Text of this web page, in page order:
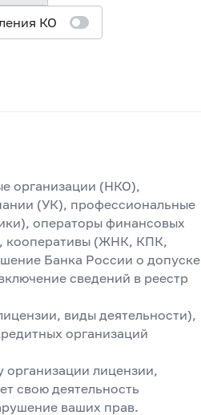
КО
организации (НКО),
(УК), профессиональные
операторы финансовых
кооперативы (ЖНК, КПК,
Банка России о допуске
сведений в реестр
виды деятельности),
организаций
лицензии,
свою деятельность
ваших прав.